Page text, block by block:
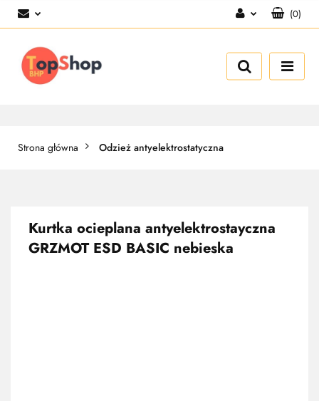
Zarejestruj się
(0)
Strona główna Odzież antyelektrostatyczna
Kurtka ocieplana antyelektrostayczna
GRZMOT ESD BASIC nebieska